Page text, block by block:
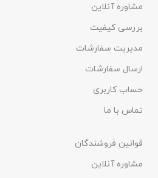
مشاوره آنلاین
بررسی کیفیت
مدیریت سفارشات
ارسال سفارشات
حساب کاربری
تماس با ما
قوانین فروشندگان
مشاوره آنلاین